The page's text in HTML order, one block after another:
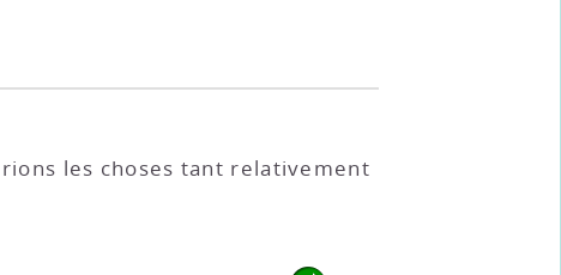
les choses tant relativement